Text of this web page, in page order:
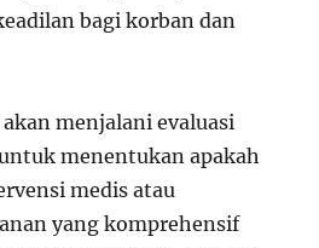
bagi korban dan
menjalani evaluasi
menentukan apakah
medis atau
yang komprehensif